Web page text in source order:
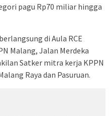
pagu Rp70 miliar hingga
di Aula RCE
Malang, Jalan Merdeka
Satker mitra kerja KPPN
Raya dan Pasuruan.